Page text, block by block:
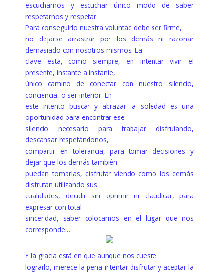
escucharnos y escuchar único modo de saber
respetarnos y respetar.
Para conseguirlo nuestra voluntad debe ser firme,
no dejarse arrastrar por los demás ni razonar
demasiado con nosotros mismos. La
clave está, como siempre, en intentar vivir el
presente, instante a instante,
único camino de conectar con nuestro silencio,
conciencia, o ser interior. En
este intento buscar y abrazar la soledad es una
oportunidad para encontrar ese
silencio necesario para trabajar disfrutando,
descansar respetándonos,
compartir en tolerancia, para tomar decisiones y
dejar que los demás también
puedan tomarlas, disfrutar viendo como los demás
disfrutan utilizando sus
cualidades, decidir sin oprimir ni claudicar, para
expresar con total
sinceridad, saber colocarnos en el lugar que nos
corresponde…
Y la gracia está en que aunque nos cueste
lograrlo, merece la pena intentar disfrutar y aceptar la